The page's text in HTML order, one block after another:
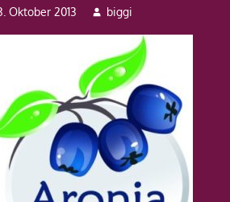
Oktober 2013 biggi